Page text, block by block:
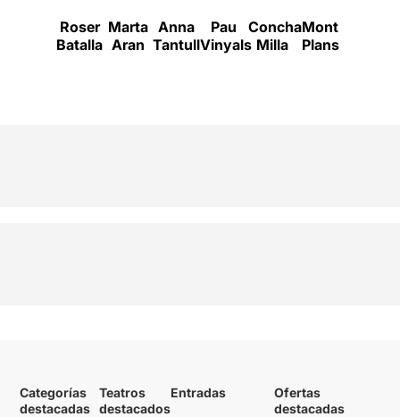
Roser
Batalla
Marta
Aran
Anna
Tantull
Pau
Vinyals
Concha
Milla
Mont
Plans
Categorías
destacadas
Teatros
destacados
Entradas
Ofertas
destacadas